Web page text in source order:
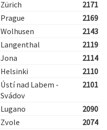
Zürich
2171
Prague
2169
Wolhusen
2143
Langenthal
2119
Jona
2114
Helsinki
2110
Ústí nad Labem -
Svádov
2101
Lugano
2090
Zvole
2074